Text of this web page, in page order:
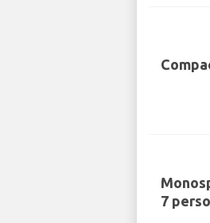
7